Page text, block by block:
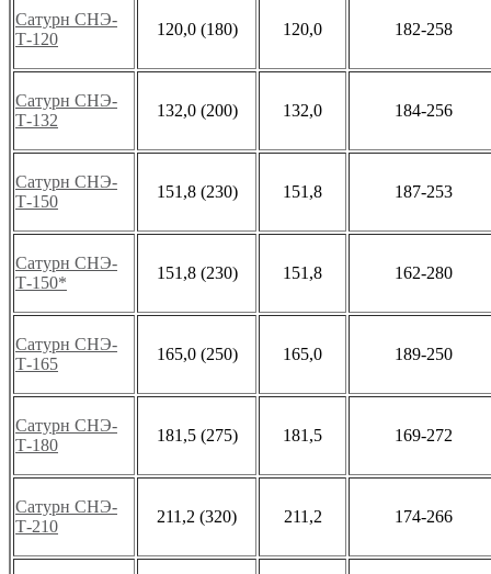
Сатурн СНЭ-
Т-120
120,0 (180) 120,0 182-258
Сатурн СНЭ-
Т-132
132,0 (200) 132,0 184-256
Сатурн СНЭ-
Т-150
151,8 (230) 151,8 187-253
Сатурн СНЭ-
Т-150*
151,8 (230) 151,8 162-280
Сатурн СНЭ-
Т-165
165,0 (250) 165,0 189-250
Сатурн СНЭ-
Т-180
181,5 (275) 181,5 169-272
Сатурн СНЭ-
Т-210
211,2 (320) 211,2 174-266